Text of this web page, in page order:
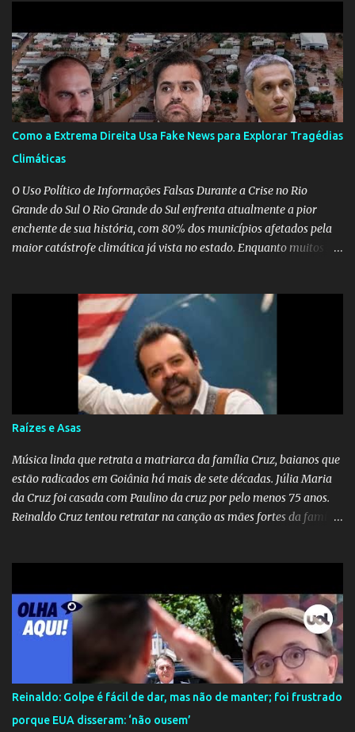
Como a Extrema Direita Usa Fake News para Explorar Tragédias
Climáticas
O Uso Político de Informações Falsas Durante a Crise no Rio
Grande do Sul O Rio Grande do Sul enfrenta atualmente a pior
enchente de sua história, com 80% dos municípios afetados pela
maior catástrofe climática já vista no estado. Enquanto muitos se
voluntários e das forças governamentais, impactando diretamente
nas operações de salvamento. O receio é que notícias falsas, como
a de retenção de doações e o transporte de oxigênio, causem mais
apreensão na população já fragilizada por essa grave situação.
Tamanha é a seriedade do problema que o governo do estado
precisou criar uma força-tarefa para checar e desmentir as
desinformações, chegando ao ponto de o governo federal pedir
O Negacionismo Climático da Extrema Direita Essa disseminação
de fake news não é uma surpresa, pois faz parte de um padrão...
Raízes e Asas
Música linda que retrata a matriarca da família Cruz, baianos que
estão radicados em Goiânia há mais de sete décadas. Júlia Maria
da Cruz foi casada com Paulino da cruz por pelo menos 75 anos.
Reinaldo Cruz tentou retratar na canção as mães fortes da família
Reinaldo: Golpe é fácil de dar, mas não de manter; foi frustrado
porque EUA disseram: ‘não ousem’